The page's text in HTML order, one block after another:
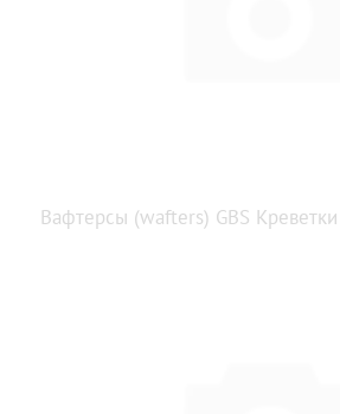
Вафтерсы (wafters) GBS